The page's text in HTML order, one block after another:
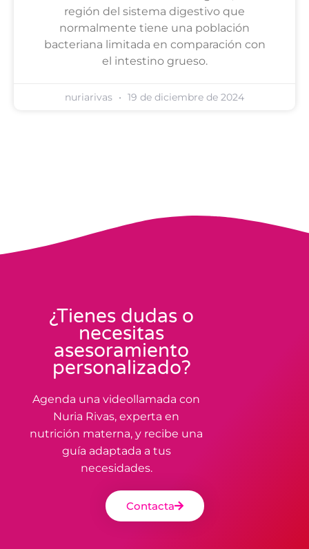
región del sistema digestivo que
normalmente tiene una población
bacteriana limitada en comparación con
el intestino grueso.
nuriarivas 19 de diciembre de 2024
¿Tienes dudas o
necesitas
asesoramiento
personalizado?
Agenda una videollamada con
Nuria Rivas, experta en
nutrición materna, y recibe una
guía adaptada a tus
necesidades.
Contacta